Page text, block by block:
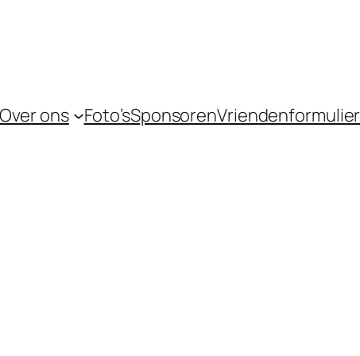
Over ons Foto’sSponsorenVriendenformulier